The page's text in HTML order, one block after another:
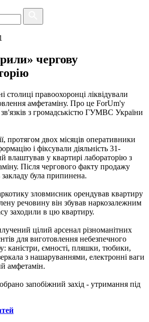
чергову
столиці правоохоронці ліквідували
амфетаміну. Про це ForUm'у
зв'язків з громадськістю ГУМВС України
протягом двох місяців оперативники
і фіксували діяльність 31-
влаштував у квартирі лабораторію з
Після чергового факту продажу
закладу була припинена.
зловмисник орендував квартиру
речовину він збував наркозалежним
заходили в цю квартиру.
цілий арсенал різноманітних
для виготовлення небезпечного
каністри, ємності, пляшки, тюбики,
з нашаруваннями, електронні ваги
амфетамін.
запобіжний захід - утримання під